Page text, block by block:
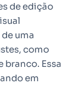
de edição
uma
como
branco. Essa
em